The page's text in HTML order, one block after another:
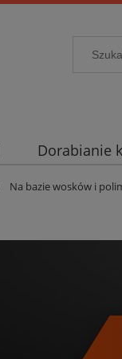
Dorabianie
Na bazie wosków i